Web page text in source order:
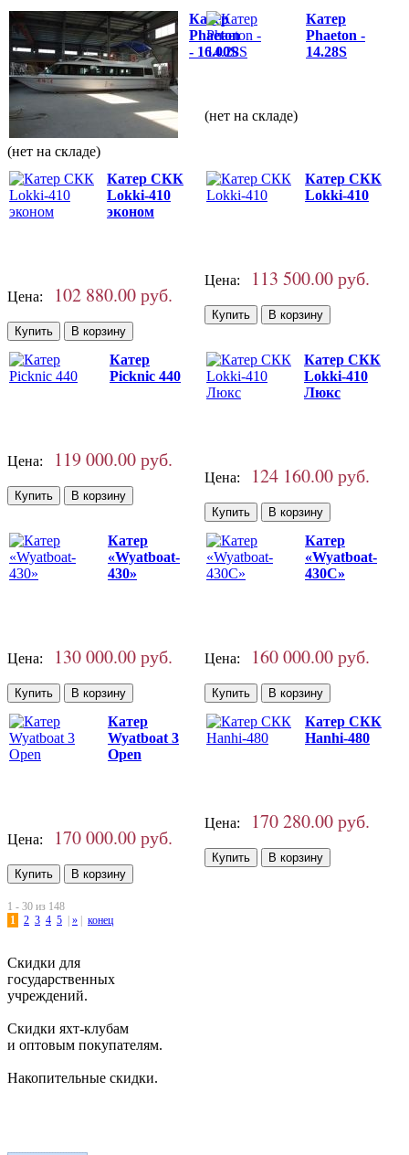
Катер
Phaeton
- 16.00S
(нет на складе)
Катер
Phaeton -
14.28S
(нет на складе)
Катер СКК
Lokki-410
эконом
Цена: 102 880.00 руб.
Катер СКК
Lokki-410
Цена: 113 500.00 руб.
Катер
Picknic 440
Цена: 119 000.00 руб.
Катер СКК
Lokki-410
Люкс
Цена: 124 160.00 руб.
Катер
«Wyatboat-
430»
Цена: 130 000.00 руб.
Катер
«Wyatboat-
430C»
Цена: 160 000.00 руб.
Катер
Wyatboat 3
Open
Цена: 170 000.00 руб.
Катер СКК
Hanhi-480
Цена: 170 280.00 руб.
1 - 30 из 148
1
2 3 4 5 | » | конец
Скидки для
государственных
учреждений.
Скидки яхт-клубам
и оптовым покупателям.
Накопительные скидки.